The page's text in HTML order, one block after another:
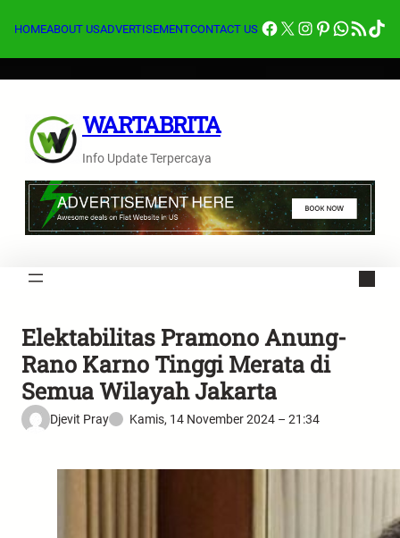
HOMEABOUT USADVERTISEMENTCONTACT US Facebook
X Instagram
Pinterest
Feed RSS
WARTABRITA
Info Update Terpercaya
Elektabilitas Pramono Anung-
Rano Karno Tinggi Merata di
Semua Wilayah Jakarta
Djevit Pray Kamis, 14 November 2024 – 21:34